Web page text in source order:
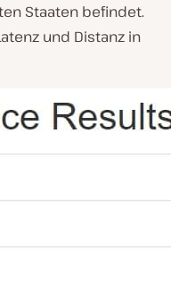
Staaten befindet.
und Distanz in